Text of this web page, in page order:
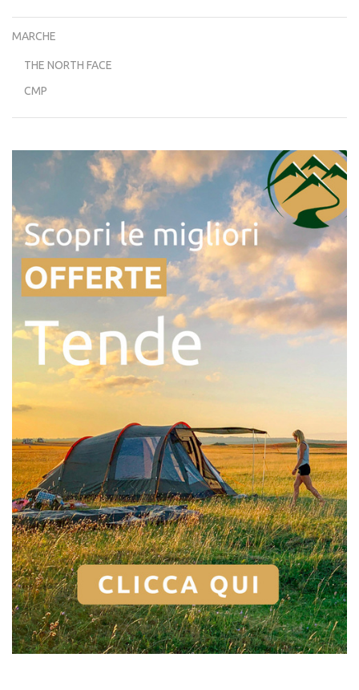
MARCHE
THE NORTH FACE
CMP